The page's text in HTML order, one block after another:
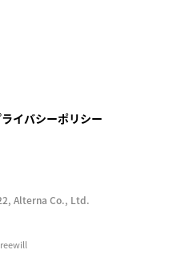
イバシーポリシー
Alterna Co., Ltd.